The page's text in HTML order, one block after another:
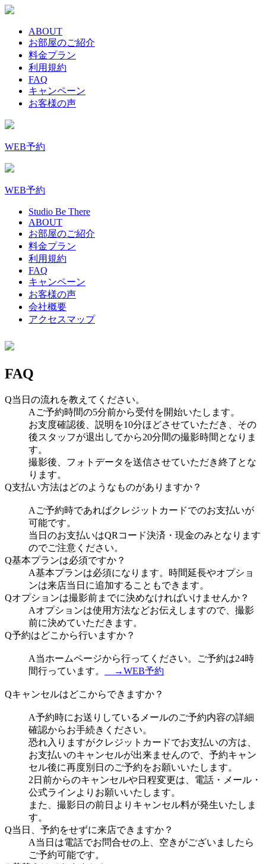
ABOUT
お部屋のご紹介
料金プラン
利用規約
FAQ
キャンペーン
お客様の声
WEB予約
WEB予約
Studio Be There
ABOUT
お部屋のご紹介
料金プラン
利用規約
FAQ
キャンペーン
お客様の声
会社概要
アクセスマップ
FAQ
Q当日の流れを教えてください。
A ご予約時間の5分前から受付を開始いたします。
お支度確認後、説明を10分ほどさせていただき、その
後スタッフが退出してから20分間の撮影時間となりま
す。
撮影後、フォトデータを送信させていただき終了とな
ります。
Q支払い方法はどのようなものがありますか？
A ご予約時であればクレジットカードでのお支払いが
可能です。
当日のお支払いはQRコード決済・現金のみとなります
のでご注意ください。
Q基本プランは必須ですか？
A基本プランは必須になります。時間延長やオプショ
ンは来店当日に追加することもできます。
Qオプションは撮影前までに決めなければいけませんか？
Aオプションは使用方法などお伝えしますので、撮影
前に決めていただきます。
Q予約はどこから行いますか？
A当ホームページから行ってください。ご予約は24時
間行っています。
→WEB予約
Qキャンセルはどこからできますか？
A予約時にお送りしているメールのご予約内容の詳細
確認からお手続きください。
恐れ入りますがクレジットカードでお支払いの方は、
お支払いのキャンセルが出来ませんので、予約キャン
セル後に再度別日のご予約をお願いいたします。
2日前からのキャンセルや日程変更は、電話・メール・
公式ラインよりお願いいたします。
また、撮影日の前日よりキャンセル料が発生いたしま
す。
Q当日、予約をせずに来店できますか？
A当日は電話でお問合せの上、空きがございましたら
ご予約可能です。